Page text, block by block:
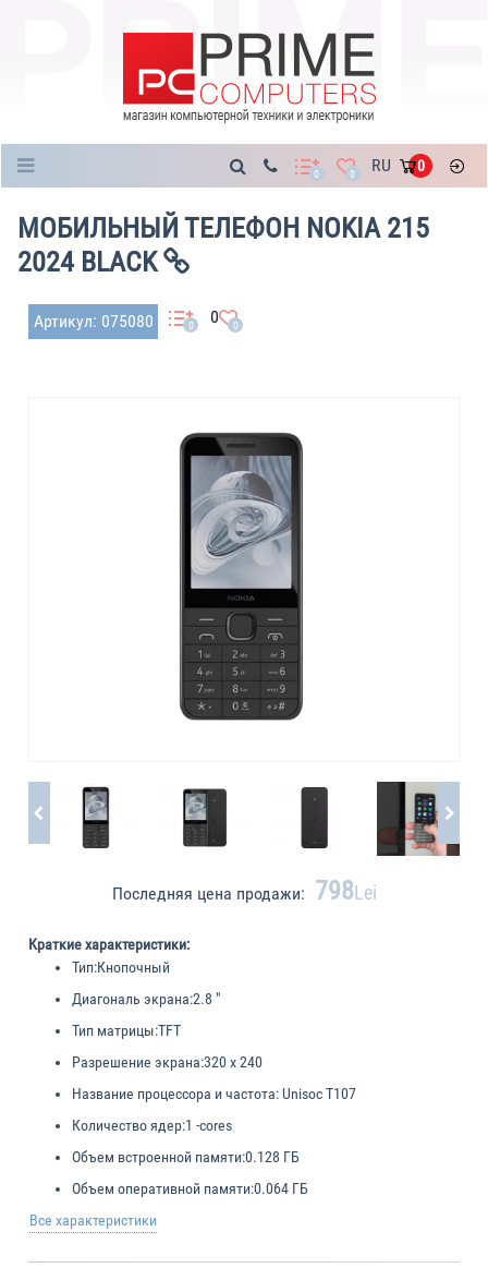
0 0 RU 0
МОБИЛЬНЫЙ ТЕЛЕФОН NOKIA 215
2024 BLACK
Артикул: 075080 0 0 0
Последняя цена продажи: 798Lei
Краткие характеристики:
Тип:Кнопочный
Диагональ экрана:2.8 "
Тип матрицы:TFT
Разрешение экрана:320 х 240
Название процессора и частота: Unisoc T107
Количество ядер:1 -cores
Объем встроенной памяти:0.128 ГБ
Объем оперативной памяти:0.064 ГБ
Все характеристики